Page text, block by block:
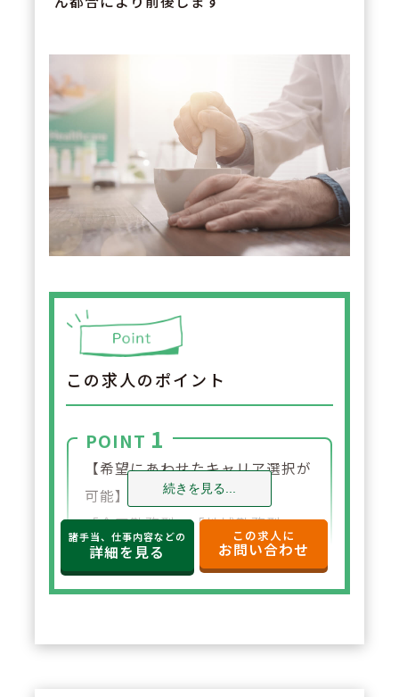
この求人のポイント
POINT 1
【希望にあわせたキャリア選択が
可能】
「全国勤務型」「地域勤務型」
「自宅通勤型」の3パターンから
コース選択が可能。全国勤務・地
続きを見る...
諸手当、仕事内容などの
詳細を見る
この求人に
お問い合わせ